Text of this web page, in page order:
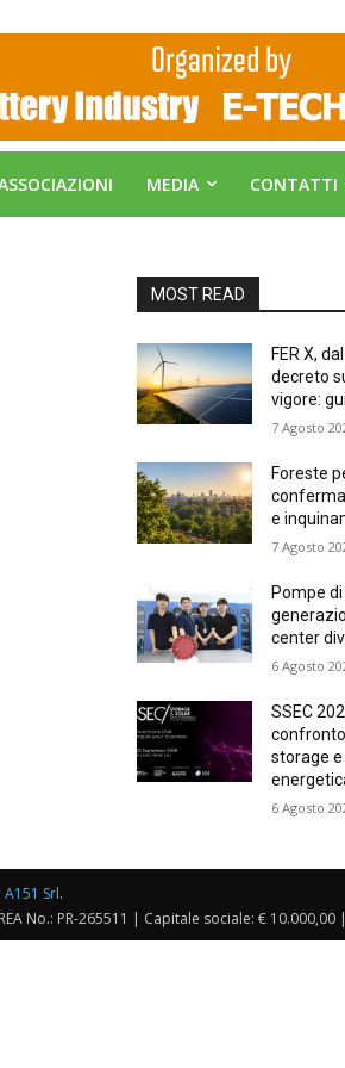
MEDIA CONTATTI
MOST READ
FER X,
decreto
vigore:
7 Agosto
Foreste
e
7 Agosto
Pompe
center
6 Agosto
SSEC
storage
6 Agosto
A151 Srl.
No.: PR-265511 | Capitale sociale: €